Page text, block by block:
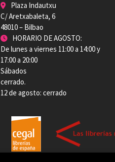
Plaza Indautxu
C/ Aretxabaleta, 6
48010 – Bilbao
HORARIO DE AGOSTO:
De lunes a viernes 11:00 a 14:00 y
17:00 a 20:00
Sábados
cerrado.
12 de agosto: cerrado